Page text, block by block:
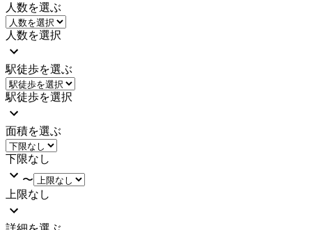
人数を選ぶ
人数を選択
駅徒歩を選ぶ
駅徒歩を選択
面積を選ぶ
下限なし
〜
上限なし